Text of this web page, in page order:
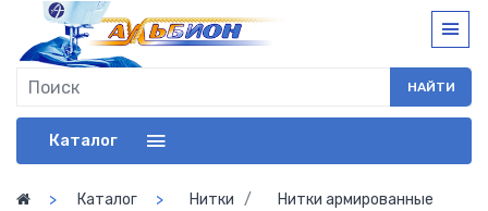
НАЙТИ
Каталог
Каталог Нитки Нитки армированные